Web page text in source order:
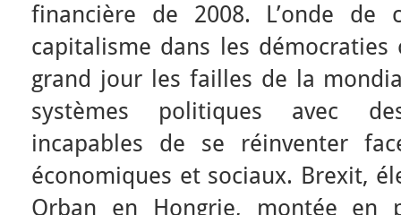
financière de 2008. L’onde
capitalisme dans les démocraties
grand jour les failles de la
systèmes politiques avec
incapables de se réinventer
économiques et sociaux. Brexit,
Orban en Hongrie, montée en